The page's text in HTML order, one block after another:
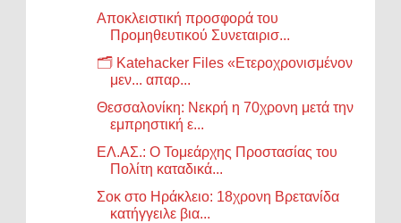
Αποκλειστική προσφορά του
Προμηθευτικού Συνεταιρισ...
🗂️ Katehacker Files «Ετεροχρονισμένον
μεν... απαρ...
Θεσσαλονίκη: Νεκρή η 70χρονη μετά την
εμπρηστική ε...
ΕΛ.ΑΣ.: Ο Τομεάρχης Προστασίας του
Πολίτη καταδικά...
Σοκ στο Ηράκλειο: 18χρονη Βρετανίδα
κατήγγειλε βια...